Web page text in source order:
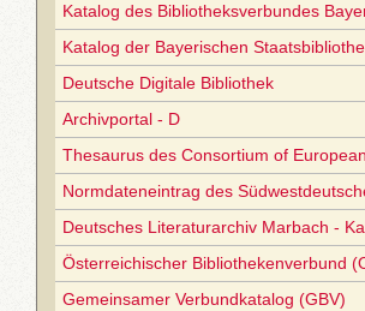
Katalog des Bibliotheksverbundes
Katalog der Bayerischen
Deutsche Digitale Bibliothek
Archivportal - D
Thesaurus des Consortium of
Normdateneintrag des
Deutsches Literaturarchiv Marbach -
Österreichischer Bibliothekenverbund
Gemeinsamer Verbundkatalog (GBV)